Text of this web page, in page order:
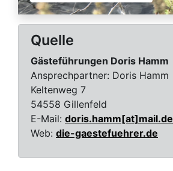
Quelle
Gästeführungen Doris Hamm
Ansprechpartner: Doris Hamm
Keltenweg 7
54558 Gillenfeld
E-Mail: doris.hamm[at]mail.de
Web: die-gaestefuehrer.de